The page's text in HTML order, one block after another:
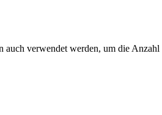
verwendet werden, um die